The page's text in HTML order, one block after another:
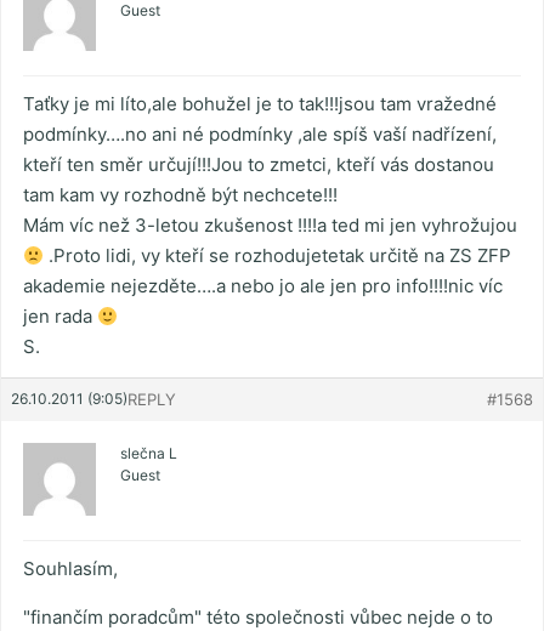
Guest
Taťky je mi líto,ale bohužel je to tak!!!jsou tam vražedné
podmínky….no ani né podmínky ,ale spíš vaší nadřízení,
kteří ten směr určují!!!Jou to zmetci, kteří vás dostanou
tam kam vy rozhodně být nechcete!!!
Mám víc než 3-letou zkušenost !!!!a ted mi jen vyhrožujou
.Proto lidi, vy kteří se rozhodujetetak určitě na ZS ZFP
akademie nejezděte….a nebo jo ale jen pro info!!!!nic víc
jen rada
S.
26.10.2011 (9:05) #1568
REPLY
slečna L
Guest
Souhlasím,
"finančím poradcům" této společnosti vůbec nejde o to